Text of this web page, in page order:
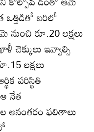
బరిలో
రూ.20 లక్షలు
చెక్కులు ఇవ్వాల్సి
లక్షలు
పరిస్థితి
నేత
అనంతరం ఫలితాలు